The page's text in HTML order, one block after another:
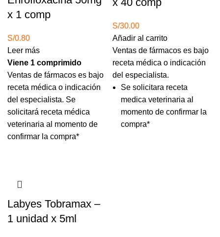
x 1 comp
S/0.80
Leer más
Viene 1 comprimido
Ventas de fármacos es bajo
receta médica o indicación
del especialista. Se
solicitará receta médica
veterinaria al momento de
confirmar la compra*
S/30.00
Añadir al carrito
Ventas de fármacos es bajo
receta médica o indicación
del especialista.
Se solicitara receta
medica veterinaria al
momento de confirmar la
compra*
Labyes Tobramax –
1 unidad x 5ml